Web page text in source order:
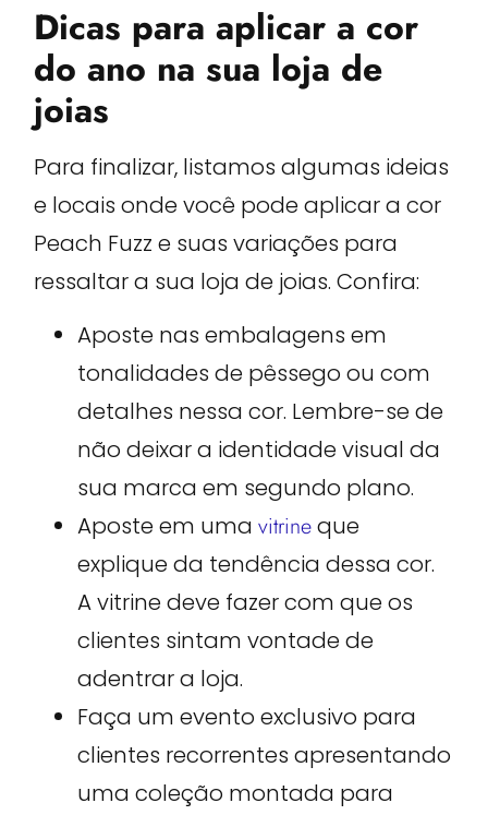
Dicas para aplicar a cor
do ano na sua loja de
joias
Para finalizar, listamos algumas ideias
e locais onde você pode aplicar a cor
Peach Fuzz e suas variações para
ressaltar a sua loja de joias. Confira:
Aposte nas embalagens em
tonalidades de pêssego ou com
detalhes nessa cor. Lembre-se de
não deixar a identidade visual da
sua marca em segundo plano.
Aposte em umavitrineque
explique da tendência dessa cor.
A vitrine deve fazer com que os
clientes sintam vontade de
adentrar a loja.
Faça um evento exclusivo para
clientes recorrentes apresentando
uma coleção montada para